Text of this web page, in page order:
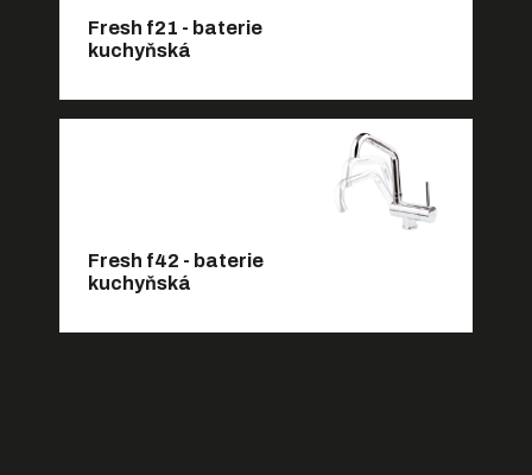
Fresh f21 - baterie
kuchyňská
Fresh f42 - baterie
kuchyňská